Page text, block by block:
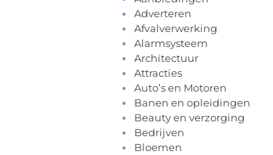
Adverteren
Afvalverwerking
Alarmsysteem
Architectuur
Attracties
Auto’s en Motoren
Banen en opleidingen
Beauty en verzorging
Bedrijven
Bloemen